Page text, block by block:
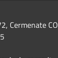
Cermenate CO